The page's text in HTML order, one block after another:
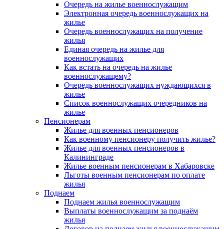
Очередь на жилье военнослужащим
Электронная очередь военнослужащих на
жилье
Очередь военнослужащих на получение
жилья
Единая очередь на жилье для
военнослужащих
Как встать на очередь на жилье
военнослужащему?
Очередь военнослужащих нуждающихся в
жилье
Список военнослужащих очередников на
жилье
Пенсионерам
Жилье для военных пенсионеров
Как военному пенсионеру получить жилье?
Жилье для военных пенсионеров в
Калининграде
Жилье военным пенсионерам в Хабаровске
Льготы военным пенсионерам по оплате
жилья
Поднаем
Поднаем жилья военнослужащим
Выплаты военнослужащим за поднаём
жилья